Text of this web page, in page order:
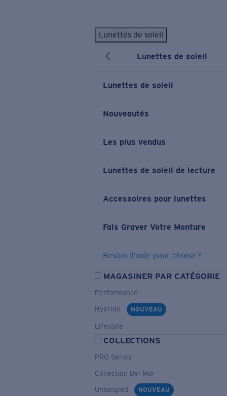
Lunettes de soleil
Lunettes de soleil
Lunettes de soleil
Nouveautés
Les plus vendus
Lunettes de soleil de lecture
Accessoires pour lunettes
Fais Graver Votre Monture
Besoin d’aide pour choisir?
MAGASINER PAR CATÉGORIE
Performance
Hybride
NOUVEAU
Lifestyle
COLLECTIONS
PRO Series
Collection Del Mar
Untangled
NOUVEAU
LES PLUS RECHERCHÉS
Lunettes de soleil personnalisées Nouveau